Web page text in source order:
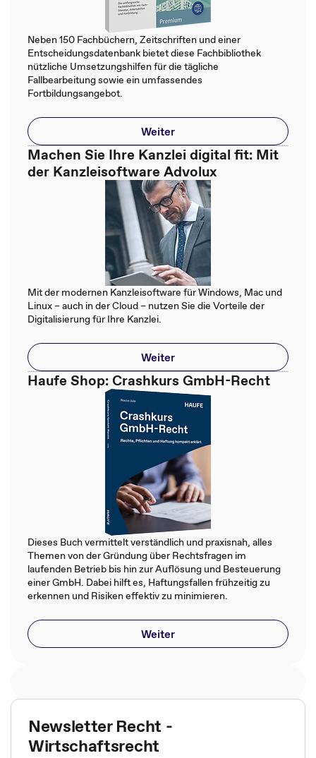
Neben 150 Fachbüchern, Zeitschriften und einer
Entscheidungsdatenbank bietet diese Fachbibliothek
nützliche Umsetzungshilfen für die tägliche
Fallbearbeitung sowie ein umfassendes
Fortbildungsangebot.
Weiter
Machen Sie Ihre Kanzlei digital fit: Mit
der Kanzleisoftware Advolux
Mit der modernen Kanzleisoftware für Windows, Mac und
Linux – auch in der Cloud – nutzen Sie die Vorteile der
Digitalisierung für Ihre Kanzlei.
Weiter
Haufe Shop: Crashkurs GmbH-Recht
Dieses Buch vermittelt verständlich und praxisnah, alles
Themen von der Gründung über Rechtsfragen im
laufenden Betrieb bis hin zur Auflösung und Besteuerung
einer GmbH. Dabei hilft es, Haftungsfallen frühzeitig zu
erkennen und Risiken effektiv zu minimieren.
Weiter
Newsletter Recht -
Wirtschaftsrecht